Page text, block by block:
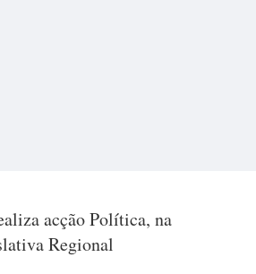
acção Política, na
Regional